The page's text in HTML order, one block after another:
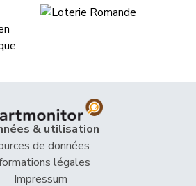
& utilisation
de données
légales
Impressum